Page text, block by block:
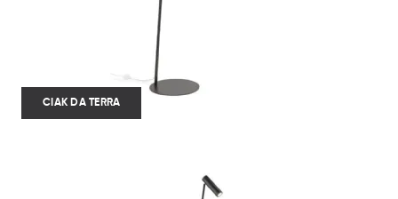
CIAK DA TERRA